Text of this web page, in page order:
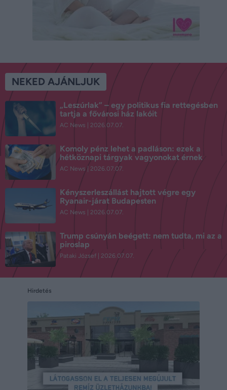
NEKED AJÁNLJUK
„Leszúrlak” – egy politikus fia rettegésben
tartja a fővárosi ház lakóit
AC News 2026.07.07.
Komoly pénz lehet a padláson: ezek a
hétköznapi tárgyak vagyonokat érnek
AC News 2026.07.07.
Kényszerleszállást hajtott végre egy
Ryanair-járat Budapesten
AC News 2026.07.07.
Trump csúnyán beégett: nem tudta, mi az a
piroslap
Pataki József 2026.07.07.
Hirdetés